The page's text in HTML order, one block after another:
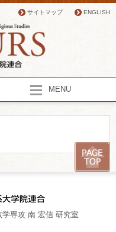
サイトマップ ENGLISH
MENU
専攻 南 宏信 研究室